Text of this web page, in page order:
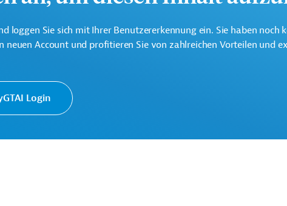
Wirtschaftswachstums ein.
loggen Sie sich mit Ihrer Benutzererkennung ein. Sie haben noch
neuen Account und profitieren Sie von zahlreichen Vorteilen und
Login